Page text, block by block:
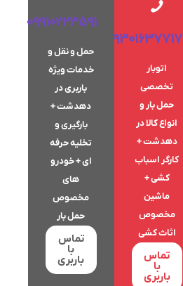
09301637717
اتوبار
تخصصی
حمل بار و
انواع کالا در
دهدشت +
کارگر اسباب
کشی +
ماشین
مخصوص
اثاث کشی
تماس
با
باربری
09910223591
حمل و نقل و
خدمات ویژه
باربری در
دهدشت +
بارگیری و
تخلیه حرفه
ای + خودرو
های
مخصوص
حمل بار
تماس
با
باربری